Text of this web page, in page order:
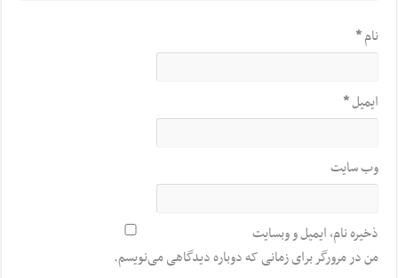
نام*
ایمیل*
وب‌ سایت
ذخیره نام، ایمیل و وبسایت
من در مرورگر برای زمانی که دوباره دیدگاهی می‌نویسم.